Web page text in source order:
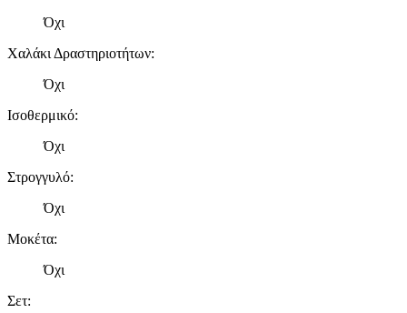
Όχι
Χαλάκι Δραστηριοτήτων:
Όχι
Ισοθερμικό:
Όχι
Στρογγυλό:
Όχι
Μοκέτα:
Όχι
Σετ: